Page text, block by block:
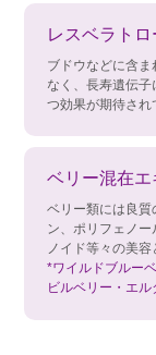
レスベラトロ
ブドウなどに含
なく、長寿遺伝
つ効果が期待さ
ベリー混在エ
ベリー類には良質
ン、ポリフェノ
ノイド等々の美容
*ワイルドブルー
ビルベリー・エ